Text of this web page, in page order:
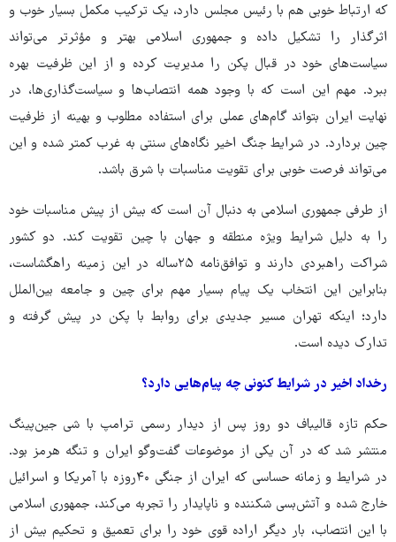
که ارتباط خوبی هم با رئیس مجلس دارد، یک ترکیب مکمل بسیار خوب و
اثرگذار را تشکیل داده و جمهوری اسلامی بهتر و مؤثرتر می‌تواند
سیاست‌های خود در قبال پکن را مدیریت کرده و از این ظرفیت بهره
ببرد. مهم این است که با وجود همه انتصاب‌ها و سیاست‌گذاری‌ها، در
نهایت ایران بتواند گام‌های عملی برای استفاده مطلوب و بهینه از ظرفیت
چین بردارد. در شرایط جنگ اخیر نگاه‌های سنتی به غرب کمتر شده و این
می‌تواند فرصت خوبی برای تقویت مناسبات با شرق باشد.
از طرفی جمهوری اسلامی به دنبال آن است که بیش از پیش مناسبات خود
را به دلیل شرایط ویژه منطقه و جهان با چین تقویت کند. دو کشور
شراکت راهبردی دارند و توافق‌نامه ۲۵ساله در این زمینه راهگشاست،
بنابراین این انتخاب یک پیام بسیار مهم برای چین و جامعه بین‌الملل
دارد؛ اینکه تهران مسیر جدیدی برای روابط با پکن در پیش گرفته و
تدارک دیده است.
رخداد اخیر در شرایط کنونی چه پیام‌هایی دارد؟
حکم تازه قالیباف دو روز پس از دیدار رسمی ترامپ با شی جین‌پینگ
منتشر شد که در آن یکی از موضوعات گفت‌وگو ایران و تنگه هرمز بود.
در شرایط و زمانه حساسی که ایران از جنگی ۴۰روزه با آمریکا و اسرائیل
خارج شده و آتش‌بسی شکننده و ناپایدار را تجربه می‌کند، جمهوری اسلامی
با این انتصاب، بار دیگر اراده قوی خود را برای تعمیق و تحکیم بیش از